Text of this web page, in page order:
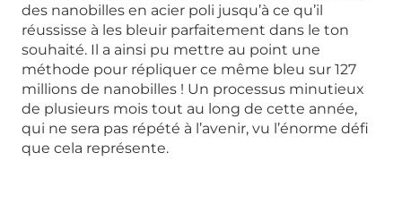
des nanobilles en acier poli jusqu’à ce qu’il
réussisse à les bleuir parfaitement dans le ton
souhaité. Il a ainsi pu mettre au point une
méthode pour répliquer ce même bleu sur 127
millions de nanobilles ! Un processus minutieux
de plusieurs mois tout au long de cette année,
qui ne sera pas répété à l’avenir, vu l’énorme défi
que cela représente.